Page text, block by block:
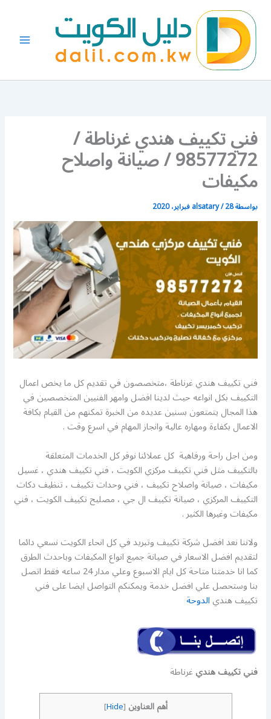
المحتوى
فني تكييف هندي غرناطة /
98577272 / صيانة واصلاح
مكيفات
بواسطة alsatary/28 فبراير، 2020
فني تكييف هندي غرناطة ،متخصصون في تقديم كل ما يخص اعمال
التكييف بكل انواعه حيث لدينا افضل وامهر الفنيين المتخصصين في
هذا المجال يتمتعون بسنين عديده من الخبرة تمكنهم من القيام بكافة
الاعمال بكفاءة ومهاره عالية وانجاز المهام في اسرع وقت .
ومن اجل راحة ورفاهية كل عملائنا نوفر كل الخدمات المتعلقة
بالتكييف مثل فني تكييف مركزي الكويت ، فني تكييف هندي ، غسيل
مكيفات ، صيانة واصلاح تكييف ، فني وحدات تكييف ، تنظيف دكات
التكييف المركزي ، صيانة تكييف ال جي ، مصليح تكييف الكويت ، فني
مكيفات وغيرها الكثير .
ولاننا نعد افضل شركة تكييف وتبريد في كل انحاء الكويت نسعي دائما
لتقديم افضل الاسعار في صيانة جميع انواع المكيفات وباحدث الطرق
كما انا خدمتنا متاحة كل ايام الاسبوع وعلي مدار 24 ساعه فقط اتصل
بنا وستحصل علي افضل خدمة ويمكنكم التواصل ايضا على فني
تكييف هنديالدوحة
فني تكييف هنديغرناطة
أهم العناوين [
Hide
]